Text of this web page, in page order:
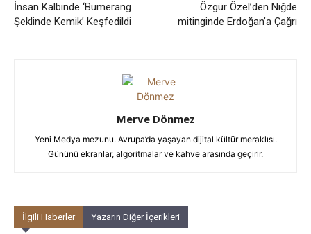
İnsan Kalbinde ‘Bumerang
Şeklinde Kemik’ Keşfedildi
Özgür Özel’den Niğde
mitinginde Erdoğan’a Çağrı
Merve Dönmez
Yeni Medya mezunu. Avrupa’da yaşayan dijital kültür meraklısı.
Gününü ekranlar, algoritmalar ve kahve arasında geçirir.
İlgili Haberler Yazarın Diğer İçerikleri